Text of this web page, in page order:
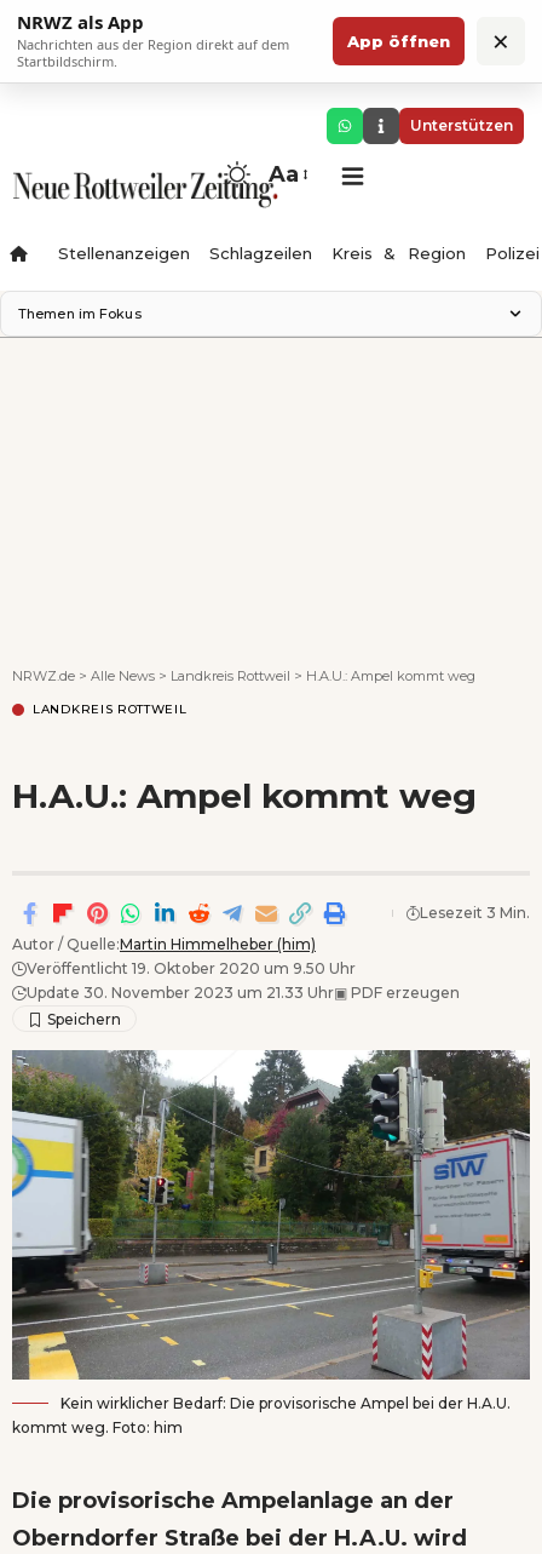
NRWZ als App
Nachrichten aus der Region direkt auf dem
Startbildschirm.
App öffnen ×
Unterstützen
Aa
Stellenanzeigen Schlagzeilen Kreis & Region Polizei
Themen im Fokus
NRWZ.de > Alle News > Landkreis Rottweil > H.A.U.: Ampel kommt weg
LANDKREIS ROTTWEIL
H.A.U.: Ampel kommt weg
Autor / Quelle:Martin Himmelheber (him)
Veröffentlicht 19. Oktober 2020 um 9.50 Uhr
Update 30. November 2023 um 21.33 Uhr▣ PDF erzeugen
Lesezeit 3 Min.
Kein wirklicher Bedarf: Die provisorische Ampel bei der H.A.U.
kommt weg. Foto: him
Die provisorische Ampelanlage an der
Oberndorfer Straße bei der H.A.U. wird